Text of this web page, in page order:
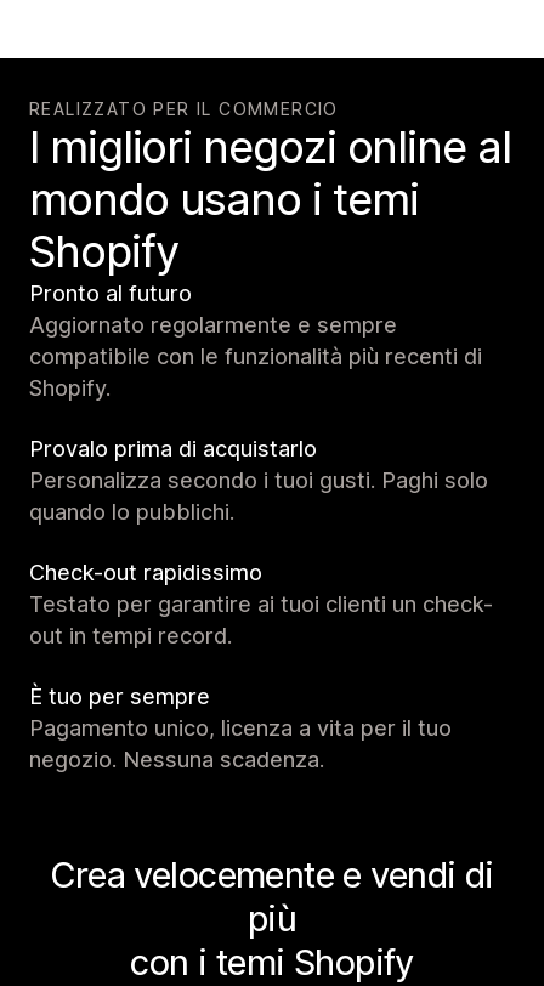
REALIZZATO PER IL COMMERCIO
I migliori negozi online al
mondo usano i temi
Shopify
Pronto al futuro
Aggiornato regolarmente e sempre
compatibile con le funzionalità più recenti di
Shopify.
Provalo prima di acquistarlo
Personalizza secondo i tuoi gusti. Paghi solo
quando lo pubblichi.
Check-out rapidissimo
Testato per garantire ai tuoi clienti un check-
out in tempi record.
È tuo per sempre
Pagamento unico, licenza a vita per il tuo
negozio. Nessuna scadenza.
Crea velocemente e vendi di
più
con i temi Shopify